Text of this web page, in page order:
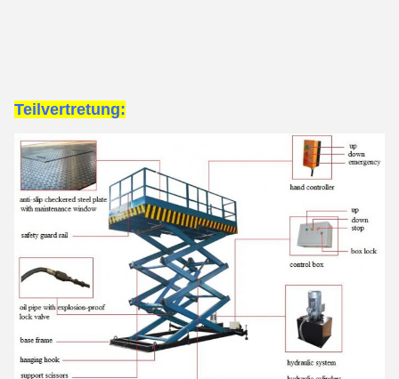
Teilvertretung: